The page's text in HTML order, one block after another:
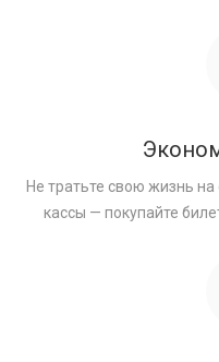
Не тратьте свою жизнь
кассы — покупайте